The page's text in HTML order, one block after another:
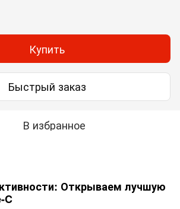
Купить
Быстрый заказ
В избранное
Открываем лучшую
C